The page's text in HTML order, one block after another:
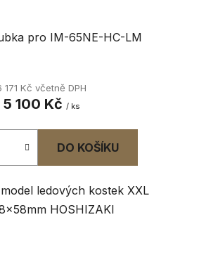
pro IM-65NE-HC-LM
171 Kč včetně DPH
5 100 Kč / ks
DO KOŠÍKU
ledových kostek XXL
HOSHIZAKI